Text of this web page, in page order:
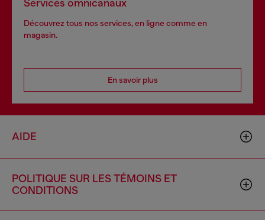
Services omnicanaux
Découvrez tous nos services, en ligne comme en
magasin.
En savoir plus
AIDE
POLITIQUE SUR LES TÉMOINS ET
CONDITIONS